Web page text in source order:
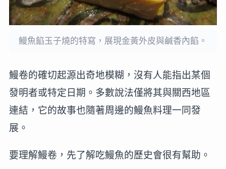
鰻魚餡玉子燒的特寫，展現金黃外皮與鹹香內餡。
鰻卷的確切起源出奇地模糊，沒有人能指出某個
發明者或特定日期。多數說法僅將其與關西地區
連結，它的故事也隨著周邊的鰻魚料理一同發
展。
要理解鰻卷，先了解吃鰻魚的歷史會很有幫助。